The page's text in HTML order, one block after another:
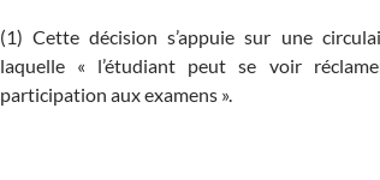
(1) Cette décision s’appuie sur une
laquelle « l’étudiant peut se voir
participation aux examens ».